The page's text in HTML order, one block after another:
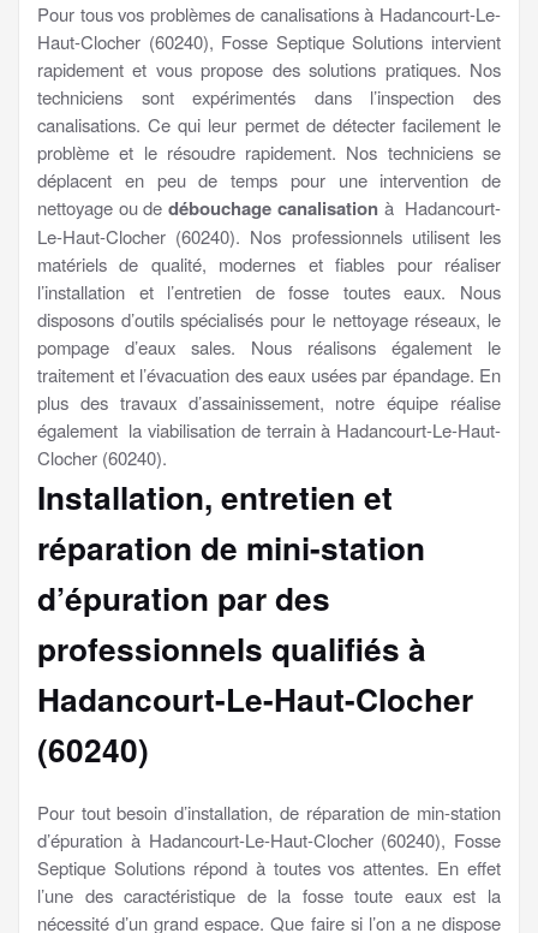
Pour tous vos problèmes de canalisations à Hadancourt-Le-
Haut-Clocher (60240), Fosse Septique Solutions intervient
rapidement et vous propose des solutions pratiques. Nos
techniciens sont expérimentés dans l’inspection des
canalisations. Ce qui leur permet de détecter facilement le
problème et le résoudre rapidement. Nos techniciens se
déplacent en peu de temps pour une intervention de
nettoyage ou dedébouchage canalisationà Hadancourt-
Le-Haut-Clocher (60240). Nos professionnels utilisent les
matériels de qualité, modernes et fiables pour réaliser
l’installation et l’entretien de fosse toutes eaux. Nous
disposons d’outils spécialisés pour le nettoyage réseaux, le
pompage d’eaux sales. Nous réalisons également le
traitement et l’évacuation des eaux usées par épandage. En
plus des travaux d’assainissement, notre équipe réalise
également la viabilisation de terrain à Hadancourt-Le-Haut-
Clocher (60240).
Installation, entretien et
réparation de mini-station
d’épuration par des
professionnels qualifiés à
Hadancourt-Le-Haut-Clocher
(60240)
Pour tout besoin d’installation, de réparation de min-station
d’épuration à Hadancourt-Le-Haut-Clocher (60240), Fosse
Septique Solutions répond à toutes vos attentes. En effet
l’une des caractéristique de la fosse toute eaux est la
nécessité d’un grand espace. Que faire si l’on a ne dispose